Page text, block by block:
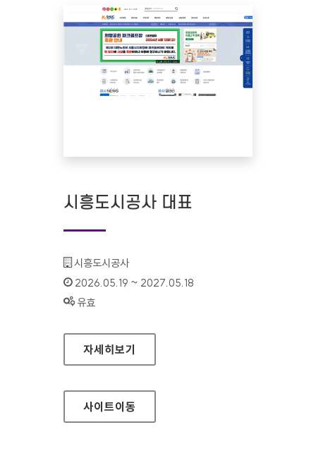
시흥도시공사 대표
기관명 :
시흥도시공사
인증기간 :
2026.05.19 ~ 2027.05.18
상태 :
유효
시흥도시공사 대표
자세히보기
사이트이동